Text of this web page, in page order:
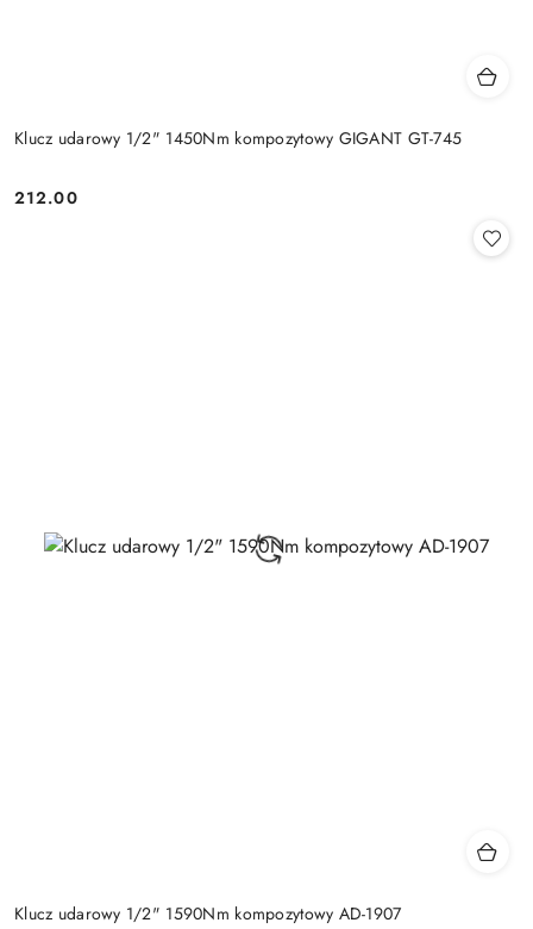
Klucz udarowy 1/2" 1450Nm kompozytowy GIGANT GT-745
Cena:
212.00
Klucz udarowy 1/2" 1590Nm kompozytowy AD-1907